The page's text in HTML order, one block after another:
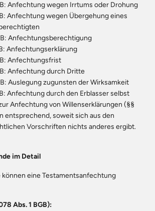
Anfechtung wegen Irrtums oder Drohung
Anfechtung wegen Übergehung eines
Anfechtungsberechtigung
Anfechtungserklärung
Anfechtungsfrist
Anfechtung durch Dritte
Auslegung zugunsten der Wirksamkeit
Anfechtung durch den Erblasser selbst
Anfechtung von Willenserklärungen (§§
entsprechend, soweit sich aus den
Vorschriften nichts anderes ergibt.
im Detail
können eine Testamentsanfechtung
Abs. 1 BGB):